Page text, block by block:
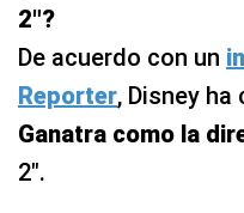
2″?
De acuerdo con un
Reporter, Disney
Ganatra como la
2″.